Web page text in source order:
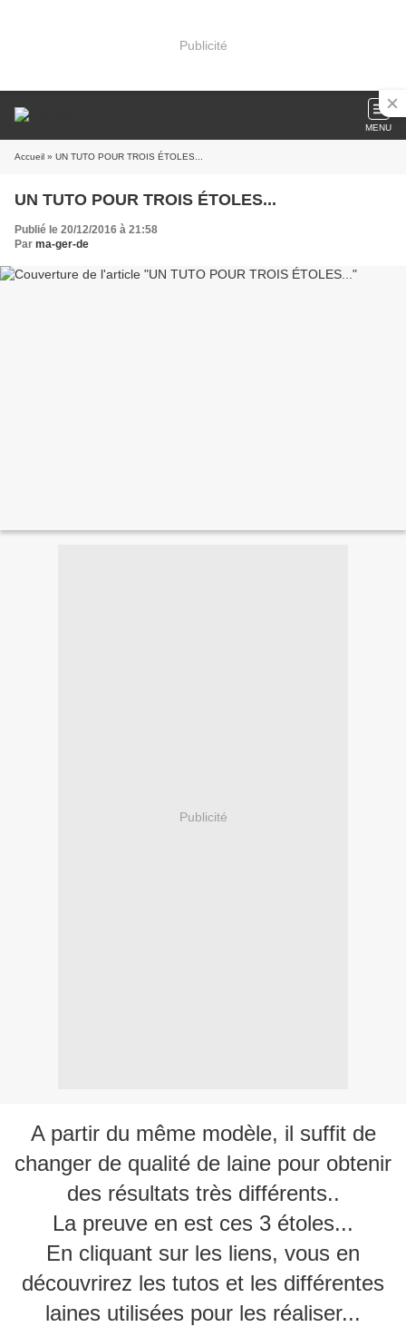
Publicité
MENU
Accueil » UN TUTO POUR TROIS ÉTOLES...
UN TUTO POUR TROIS ÉTOLES...
Publié le 20/12/2016 à 21:58
Par ma-ger-de
Publicité
A partir du même modèle, il suffit de
changer de qualité de laine pour obtenir
des résultats très différents..
La preuve en est ces 3 étoles...
En cliquant sur les liens, vous en
découvrirez les tutos et les différentes
laines utilisées pour les réaliser...